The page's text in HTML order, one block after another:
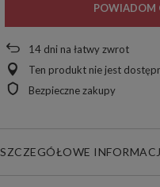
POWIADOM
14 dni na łatwy zwrot
Ten produkt nie jest
Bezpieczne zakupy
SZCZEGÓŁOWE